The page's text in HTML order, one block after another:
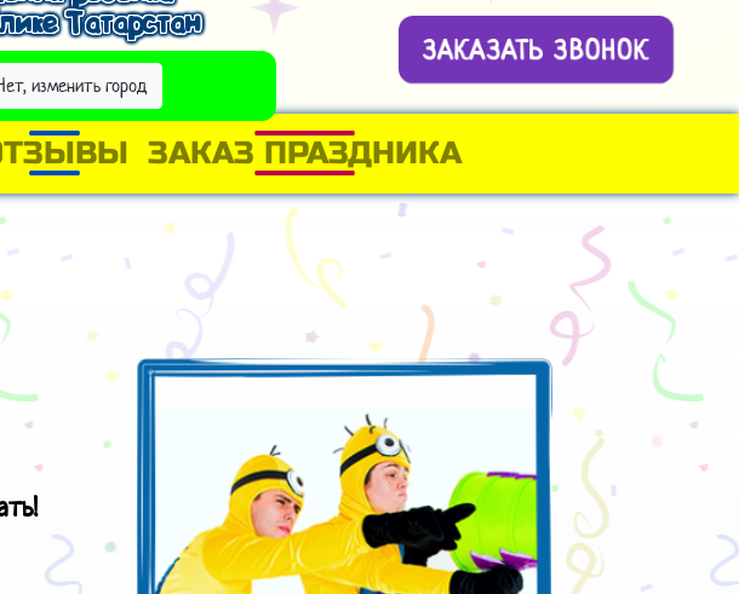
Татарстан
изменить город
ЗАКАЗАТЬ ЗВОНОК
ЗАКАЗ ПРАЗДНИКА